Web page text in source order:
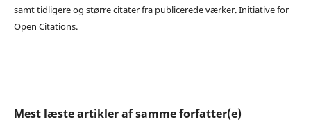
samt tidligere og større citater fra publicerede værker. Initiative for
Open Citations.
Mest læste artikler af samme forfatter(e)